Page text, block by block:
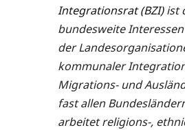
Integrationsrat (BZI)ist
bundesweite
der
kommunaler
Migrations- und
fast allen
arbeitet religions-,